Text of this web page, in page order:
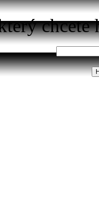
chcete